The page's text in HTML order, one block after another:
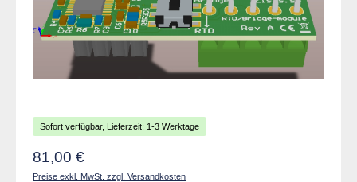
Sofort verfügbar, Lieferzeit: 1-3 Werktage
Regulärer Preis:
81,00 €
Preise exkl. MwSt. zzgl. Versandkosten